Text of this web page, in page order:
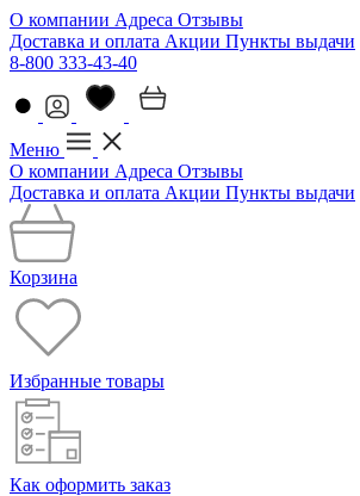
О компании Адреса Отзывы
Доставка и оплата Акции Пункты выдачи
8-800 333-43-40
Меню
О компании Адреса Отзывы
Доставка и оплата Акции Пункты выдачи
Корзина
Избранные товары
Как оформить заказ